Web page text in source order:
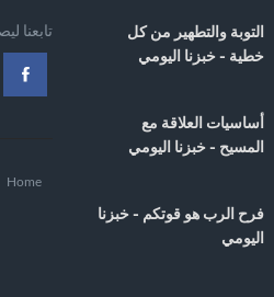
التوبة والتطهير من كل
خطية - خبزنا اليومي
أساسيات العلاقة مع
المسيح - خبزنا اليومي
فرح الرب هو قوتكم - خبزنا
اليومي
تابعنا
Home